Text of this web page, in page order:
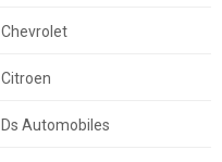
Chevrolet
Citroen
Ds Automobiles